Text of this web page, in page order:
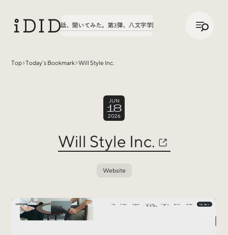
実績の話、聞いてみた。第3弾、八文字学園70周年サイトが公開中！
JP
Sites Of Interest 今月の気になるサイト
Top Today’s Bookmark Will Style Inc.
JUN
18
2026
Will Style Inc.
Website